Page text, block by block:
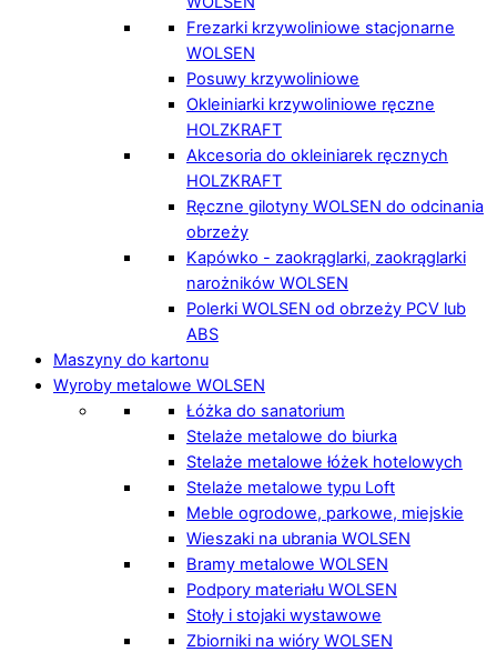
Frezarki krzywoliniowe stacjonarne
WOLSEN
Posuwy krzywoliniowe
Okleiniarki krzywoliniowe ręczne
HOLZKRAFT
Akcesoria do okleiniarek ręcznych
HOLZKRAFT
Ręczne gilotyny WOLSEN do odcinania
obrzeży
Kapówko - zaokrąglarki, zaokrąglarki
narożników WOLSEN
Polerki WOLSEN od obrzeży PCV lub
ABS
Maszyny do kartonu
Wyroby metalowe WOLSEN
Łóżka do sanatorium
Stelaże metalowe do biurka
Stelaże metalowe łóżek hotelowych
Stelaże metalowe typu Loft
Meble ogrodowe, parkowe, miejskie
Wieszaki na ubrania WOLSEN
Bramy metalowe WOLSEN
Podpory materiału WOLSEN
Stoły i stojaki wystawowe
Zbiorniki na wióry WOLSEN